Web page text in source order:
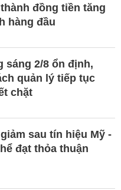
đồng tiền tăng
hàng đầu
sáng 2/8 ổn định,
quản lý tiếp tục
chặt
sau tín hiệu Mỹ -
đạt thỏa thuận